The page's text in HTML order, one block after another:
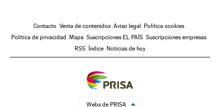
Contacto Venta de contenidos Aviso legal
Política cookies
Política de privacidad
Mapa Suscripciones EL PAÍS Suscripciones empresas
RSS
Índice Noticias de hoy
Webs de PRISA